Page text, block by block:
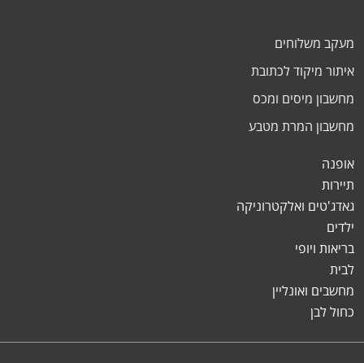
מעקב משלוחים
איתור מיקוד לכתובת
מחשבון מיסים ומכס
מחשבון המרת מטבע
אופנה
תיירות
גאדג'טים ואלקטרוניקה
ילדים
בריאות ויופי
לבית
מחשבים ואונליין
כחול לבן